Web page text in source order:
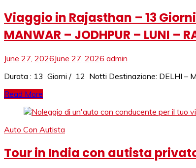
Viaggio in Rajasthan – 13 Giorni
MANWAR – JODHPUR – LUNI –
June 27, 2026June 27, 2026 admin
Durata : 13 Giorni / 12 Notti Destinazione: DELHI –
Read More
Auto Con Autista
Tour in India con autista